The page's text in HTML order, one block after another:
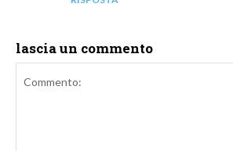
lascia un commento